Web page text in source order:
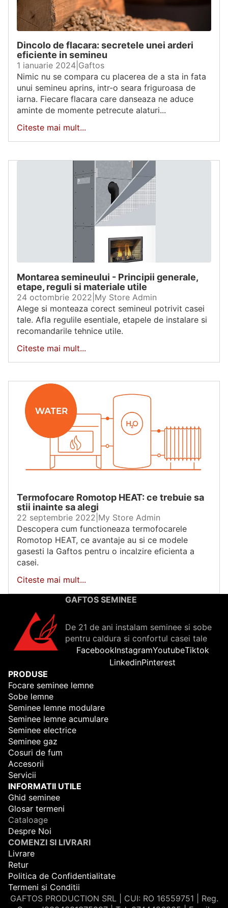
Dincolo de flacara: secretele unei arderi
eficiente in semineu
1 ianuarie 2024 Gaftos
Nimic nu se compara cu placerea de a sta in fata
unui semineu aprins, intr-o seara friguroasa de
iarna. Fiecare flacara care danseaza ne aduce
aminte de momente petrecute alaturi...
Citeste mai mult...
Montarea semineului - Principii generale,
etape, reguli si materiale utile
24 octombrie 2022 My Store Admin
Alege si monteaza corect semineul potrivit casei
tale. Afla regulile esentiale, etapele de instalare si
recomandarile tehnice utile.
Citeste mai mult...
Termofocare Romotop HEAT: ce trebuie sa
stii inainte sa alegi
22 septembrie 2022 My Store Admin
Descopera cum functioneaza termofocarele
Romotop HEAT, ce avantaje au si ce modele
gasesti la Gaftos pentru o incalzire eficienta a
casei.
Citeste mai mult...
GAFTOS SEMINEE
De 21 de ani instalam seminee si sobe
pentru caldura si confortul casei tale
FacebookInstagramYoutubeTiktok
LinkedinPinterest
PRODUSE
Focare seminee lemne
Sobe lemne
Seminee lemne modulare
Seminee lemne acumulare
Seminee electrice
Seminee gaz
Cosuri de fum
Accesorii
Servicii
INFORMATII UTILE
Ghid seminee
Glosar termeni
Cataloage
Despre Noi
COMENZI SI LIVRARI
Livrare
Retur
Politica de Confidentialitate
Termeni si Conditii
GAFTOS PRODUCTION SRL | CUI: RO 16559751 | Reg.